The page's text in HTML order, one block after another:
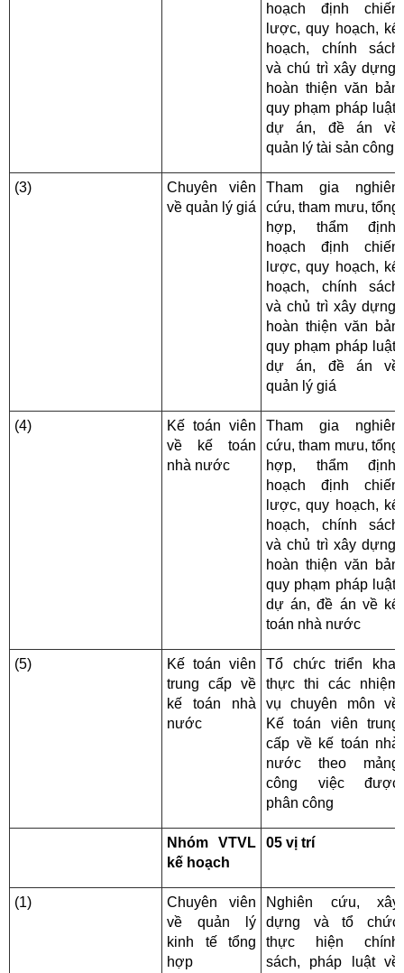
hoạch định chiến
lược, quy hoạch, kế
hoạch, chính sách
và chú trì xây dựng,
hoàn thiện văn bản
quy phạm pháp luật,
dự án, đề án về
quản lý tài sản công
(3)
Chuyên viên
về quản lý giá
Tham gia nghiên
cứu, tham mưu, tổng
hợp, thẩm định,
hoạch định chiến
lược, quy hoạch, kế
hoạch, chính sách
và chủ trì xây dựng,
hoàn thiện văn bản
quy phạm pháp luật,
dự án, đề án về
quản lý giá
(4)
Kế toán viên
về kế toán
nhà nước
Tham gia nghiên
cứu, tham mưu, tổng
hợp, thẩm định,
hoạch định chiến
lược, quy hoạch, kế
hoạch, chính sách
và chủ trì xây dựng,
hoàn thiện văn bản
quy phạm pháp luật,
dự án, đề án về kế
toán nhà nước
(5)
Kế toán viên
trung cấp về
kế toán nhà
nước
Tổ chức triển khai
thực thi các nhiệm
vụ chuyên môn về
Kế toán viên trung
cấp về kế toán nhà
nước theo mảng
công việc được
phân công
Nhóm VTVL
kế hoạch
05 vị trí
(1)
Chuyên viên
về quản lý
kinh tế tổng
hợp
Nghiên cứu, xây
dựng và tổ chức
thực hiện chính
sách, pháp luật về